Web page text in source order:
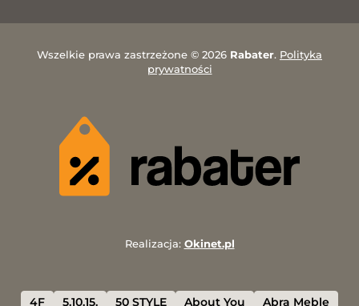
Wszelkie prawa zastrzeżone © 2026 Rabater. Polityka
prywatności
Realizacja: Okinet.pl
4F 5.10.15. 50 STYLE About You Abra Meble